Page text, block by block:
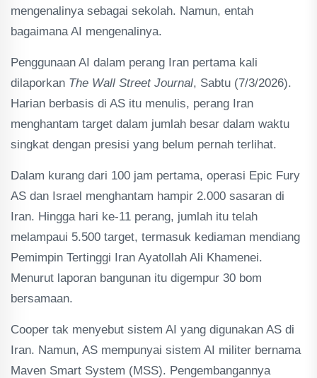
mengenalinya sebagai sekolah. Namun, entah
bagaimana AI mengenalinya.
Penggunaan AI dalam perang Iran pertama kali
dilaporkan The Wall Street Journal, Sabtu (7/3/2026).
Harian berbasis di AS itu menulis, perang Iran
menghantam target dalam jumlah besar dalam waktu
singkat dengan presisi yang belum pernah terlihat.
Dalam kurang dari 100 jam pertama, operasi Epic Fury
AS dan Israel menghantam hampir 2.000 sasaran di
Iran. Hingga hari ke-11 perang, jumlah itu telah
melampaui 5.500 target, termasuk kediaman mendiang
Pemimpin Tertinggi Iran Ayatollah Ali Khamenei.
Menurut laporan bangunan itu digempur 30 bom
bersamaan.
Cooper tak menyebut sistem AI yang digunakan AS di
Iran. Namun, AS mempunyai sistem AI militer bernama
Maven Smart System (MSS). Pengembangannya